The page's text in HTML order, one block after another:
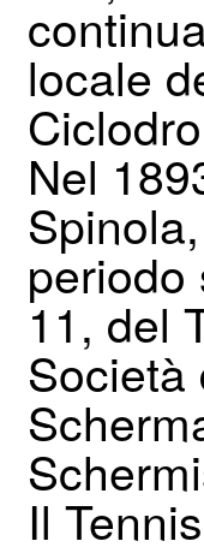
locale
Nel
periodo
11, del
Il